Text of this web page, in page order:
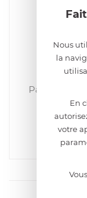
Passoire à
Nous
la
En
votre